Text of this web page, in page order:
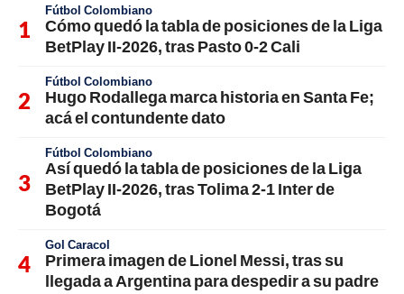
Fútbol Colombiano
Cómo quedó la tabla de posiciones de la Liga
BetPlay II-2026, tras Pasto 0-2 Cali
Fútbol Colombiano
Hugo Rodallega marca historia en Santa Fe;
acá el contundente dato
Fútbol Colombiano
Así quedó la tabla de posiciones de la Liga
BetPlay II-2026, tras Tolima 2-1 Inter de
Bogotá
Gol Caracol
Primera imagen de Lionel Messi, tras su
llegada a Argentina para despedir a su padre